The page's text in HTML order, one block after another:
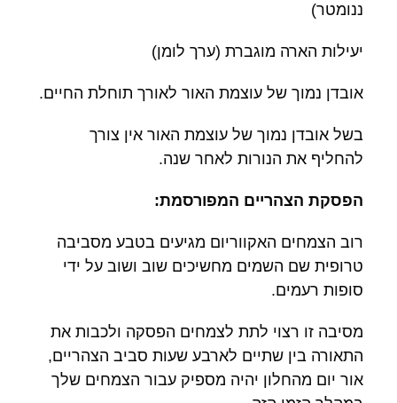
ננומטר)
יעילות הארה מוגברת (ערך לומן)
אובדן נמוך של עוצמת האור לאורך תוחלת החיים.
בשל אובדן נמוך של עוצמת האור אין צורך
להחליף את הנורות לאחר שנה.
הפסקת הצהריים המפורסמת:
רוב הצמחים האקווריום מגיעים בטבע מסביבה
טרופית שם השמים מחשיכים שוב ושוב על ידי
סופות רעמים.
מסיבה זו רצוי לתת לצמחים הפסקה ולכבות את
התאורה בין שתיים לארבע שעות סביב הצהריים,
אור יום מהחלון יהיה מספיק עבור הצמחים שלך